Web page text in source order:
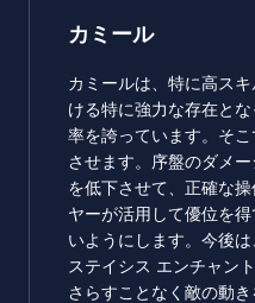
カミール
カミールは、特に高ス
ける特に強力な存在と
率を誇っています。そ
させます。序盤のダメ
を低下させて、正確な
ヤーが活用して優位を
いようにします。今後
ステイシス エンチャン
さらすことなく敵の動